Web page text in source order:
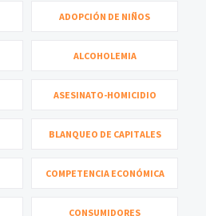
ADOPCIÓN DE NIÑOS
ALCOHOLEMIA
ASESINATO-HOMICIDIO
BLANQUEO DE CAPITALES
COMPETENCIA ECONÓMICA
CONSUMIDORES